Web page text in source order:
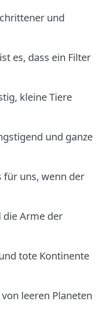
und
es, dass ein Filter
kleine Tiere
und ganze
für uns, wenn der
die Arme der
tote Kontinente
leeren Planeten